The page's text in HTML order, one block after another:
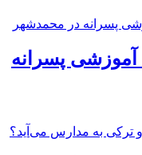
آموزشی پسرانه